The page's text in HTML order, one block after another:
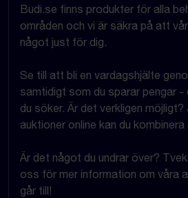
Budi.se finns produkter för alla
områden och vi är säkra på att
något just för dig.
Se till att bli en vardagshjälte
samtidigt som du sparar pengar -
du söker. Är det verkligen
auktioner online kan du
Är det något du undrar över?
oss för mer information om våra
går till!